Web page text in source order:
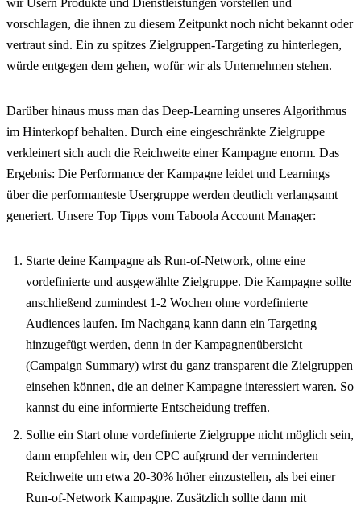
wir Usern Produkte und Dienstleistungen vorstellen und
vorschlagen, die ihnen zu diesem Zeitpunkt noch nicht bekannt oder
vertraut sind. Ein zu spitzes Zielgruppen-Targeting zu hinterlegen,
würde entgegen dem gehen, wofür wir als Unternehmen stehen.
Darüber hinaus muss man das Deep-Learning unseres Algorithmus
im Hinterkopf behalten. Durch eine eingeschränkte Zielgruppe
verkleinert sich auch die Reichweite einer Kampagne enorm. Das
Ergebnis: Die Performance der Kampagne leidet und Learnings
über die performanteste Usergruppe werden deutlich verlangsamt
generiert. Unsere Top Tipps vom Taboola Account Manager:
Starte deine Kampagne als Run-of-Network, ohne eine
vordefinierte und ausgewählte Zielgruppe. Die Kampagne sollte
anschließend zumindest 1-2 Wochen ohne vordefinierte
Audiences laufen. Im Nachgang kann dann ein Targeting
hinzugefügt werden, denn in der Kampagnenübersicht
(Campaign Summary) wirst du ganz transparent die Zielgruppen
einsehen können, die an deiner Kampagne interessiert waren. So
kannst du eine informierte Entscheidung treffen.
Sollte ein Start ohne vordefinierte Zielgruppe nicht möglich sein,
dann empfehlen wir, den CPC aufgrund der verminderten
Reichweite um etwa 20-30% höher einzustellen, als bei einer
Run-of-Network Kampagne. Zusätzlich sollte dann mit